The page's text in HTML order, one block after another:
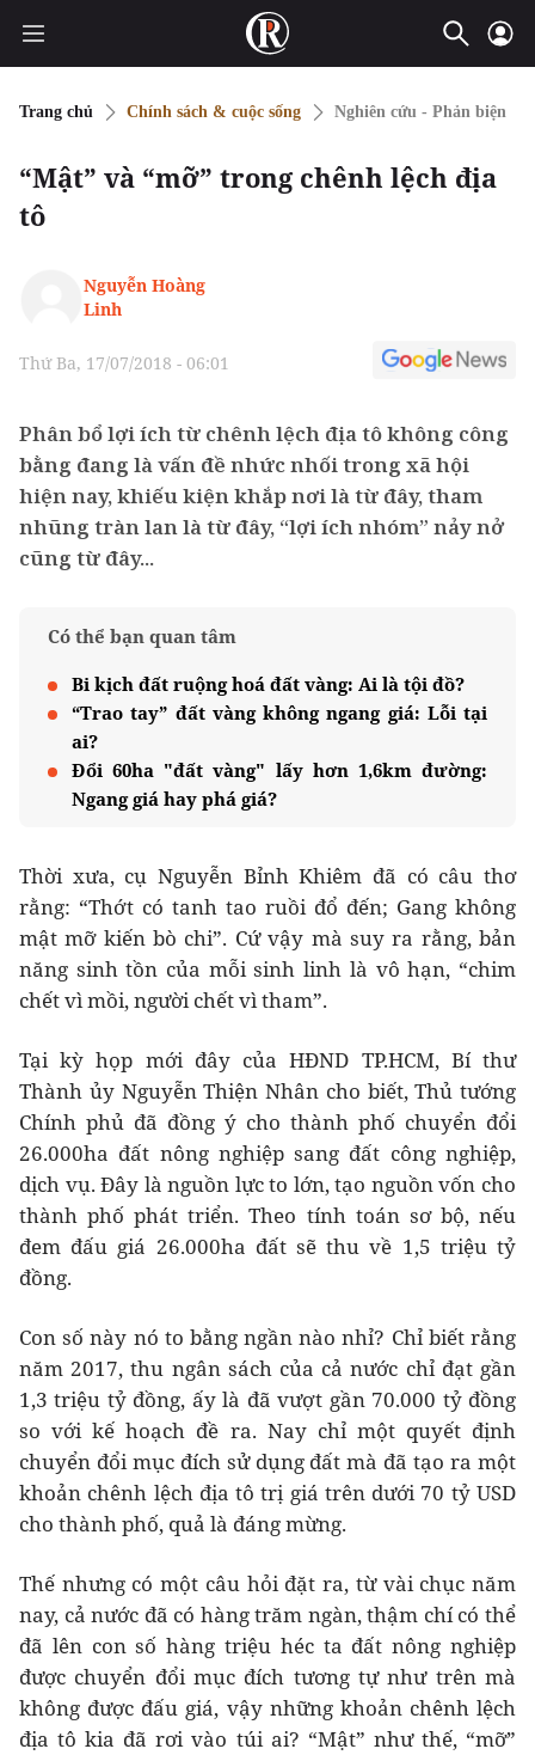
Trang chủ Chính sách & cuộc sống Nghiên cứu - Phản biện
“Mật” và “mỡ” trong chênh lệch địa
tô
Nguyễn Hoàng
Linh
Thứ Ba, 17/07/2018 - 06:01
Phân bổ lợi ích từ chênh lệch địa tô không công
bằng đang là vấn đề nhức nhối trong xã hội
hiện nay, khiếu kiện khắp nơi là từ đây, tham
nhũng tràn lan là từ đây, “lợi ích nhóm” nảy nở
cũng từ đây...
Có thể bạn quan tâm
Bi kịch đất ruộng hoá đất vàng: Ai là tội đồ?
“Trao tay” đất vàng không ngang giá: Lỗi tại
ai?
Đổi 60ha "đất vàng" lấy hơn 1,6km đường:
Ngang giá hay phá giá?
Thời xưa, cụ Nguyễn Bỉnh Khiêm đã có câu thơ
rằng: “Thớt có tanh tao ruồi đổ đến; Gang không
mật mỡ kiến bò chi”. Cứ vậy mà suy ra rằng, bản
năng sinh tồn của mỗi sinh linh là vô hạn, “chim
chết vì mồi, người chết vì tham”.
Tại kỳ họp mới đây của HĐND TP.HCM, Bí thư
Thành ủy Nguyễn Thiện Nhân cho biết, Thủ tướng
Chính phủ đã đồng ý cho thành phố chuyển đổi
26.000ha đất nông nghiệp sang đất công nghiệp,
dịch vụ. Đây là nguồn lực to lớn, tạo nguồn vốn cho
thành phố phát triển. Theo tính toán sơ bộ, nếu
đem đấu giá 26.000ha đất sẽ thu về 1,5 triệu tỷ
đồng.
Con số này nó to bằng ngần nào nhỉ? Chỉ biết rằng
năm 2017, thu ngân sách của cả nước chỉ đạt gần
1,3 triệu tỷ đồng, ấy là đã vượt gần 70.000 tỷ đồng
so với kế hoạch đề ra. Nay chỉ một quyết định
chuyển đổi mục đích sử dụng đất mà đã tạo ra một
khoản chênh lệch địa tô trị giá trên dưới 70 tỷ USD
cho thành phố, quả là đáng mừng.
Thế nhưng có một câu hỏi đặt ra, từ vài chục năm
nay, cả nước đã có hàng trăm ngàn, thậm chí có thể
đã lên con số hàng triệu héc ta đất nông nghiệp
được chuyển đổi mục đích tương tự như trên mà
không được đấu giá, vậy những khoản chênh lệch
địa tô kia đã rơi vào túi ai? “Mật” như thế, “mỡ”